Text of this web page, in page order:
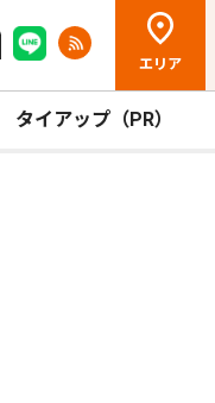
エリア
タイアップ（PR）